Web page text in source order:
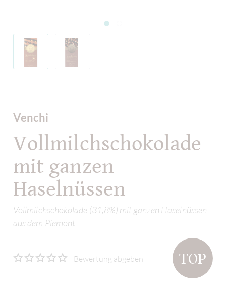
Venchi
Vollmilchschokolade
mit ganzen
Haselnüssen
Vollmilchschokolade (31,8%) mit ganzen Haselnüssen
aus dem Piemont
TOP
Bewertung abgeben